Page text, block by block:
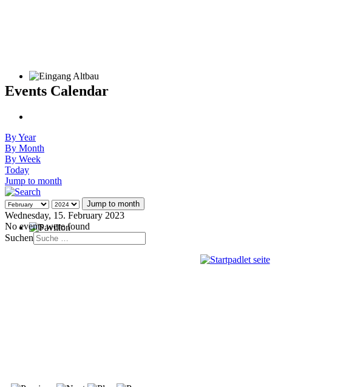
Events Calendar
By Year
By Month
By Week
Today
Jump to month
Jump to month
Wednesday, 15. February 2023
No events were found
Suchen